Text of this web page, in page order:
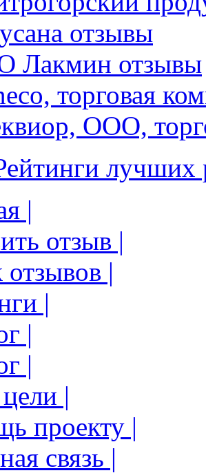
отзывы
Лакмин отзывы
торговая
ООО,
лучших
|
отзыв |
|
|
|
|
|
проекту |
связь |